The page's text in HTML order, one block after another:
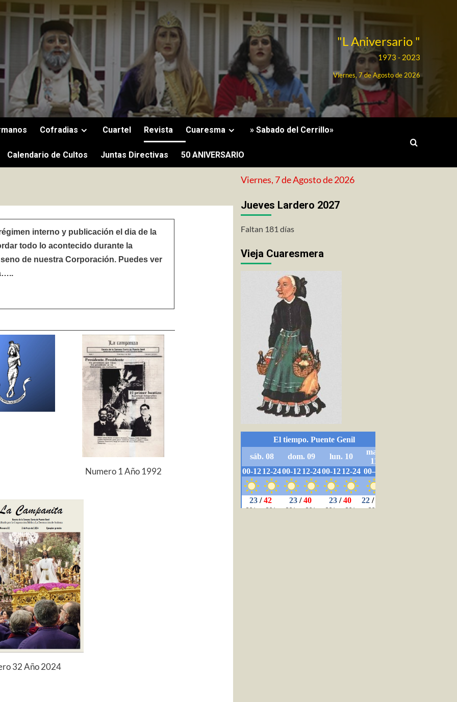
"L Aniversario "
1973 - 2023
Viernes, 7 de Agosto de 2026
Cofradias Cuartel Revista Cuaresma » Sabado del Cerrillo»
Calendario de Cultos Juntas Directivas 50 ANIVERSARIO
interno y publicación el dia de la
todo lo acontecido durante la
de nuestra Corporación. Puedes ver
Numero 1 Año 1992
32 Año 2024
Viernes, 7 de Agosto de 2026
Jueves Lardero 2027
Faltan 181 días
Vieja Cuaresmera